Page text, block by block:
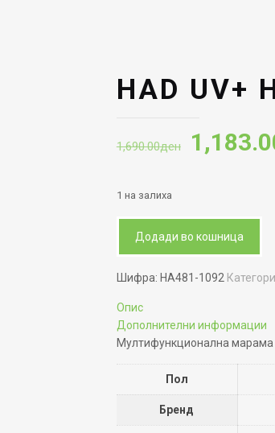
HAD UV+
1,690.00ден
Original
1 на залиха
Додади во кошница
Шифра: HA481-1092
Опис
Дополнителни информации
Мултифункционална
Пол
Бренд